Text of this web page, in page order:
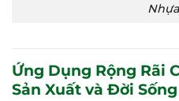
Ứng Dụng Rộng Rãi
Sản Xuất và Đời Sống